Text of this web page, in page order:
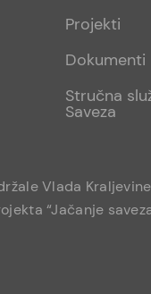
Projekti
Dokumenti
Stručna
Saveza
Vlada
“Jačanje